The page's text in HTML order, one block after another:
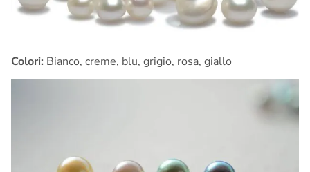
Colori: Bianco, creme, blu, grigio, rosa, giallo